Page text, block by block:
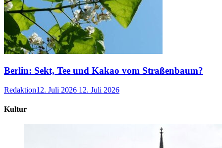
Berlin: Sekt, Tee und Kakao vom Straßenbaum?
Redaktion12. Juli 2026 12. Juli 2026
Kultur